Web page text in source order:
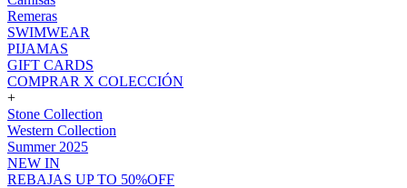
Remeras
SWIMWEAR
PIJAMAS
GIFT CARDS
COMPRAR X COLECCIÓN
+
Stone Collection
Western Collection
Summer 2025
NEW IN
REBAJAS UP TO 50%OFF